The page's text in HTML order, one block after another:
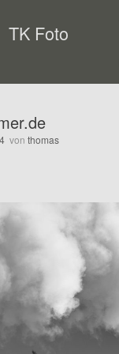
TK Foto
von thomas